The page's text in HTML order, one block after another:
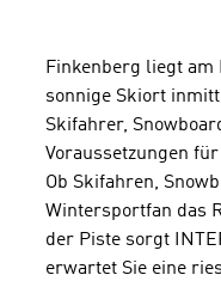
Finkenberg liegt am
sonnige Skiort
Skifahrer,
Voraussetzungen
Ob Skifahren,
Wintersportfan das
der Piste sorgt
erwartet Sie eine